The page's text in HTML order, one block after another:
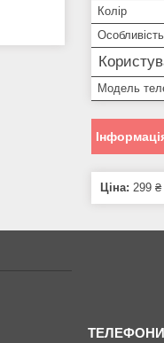
Колір
Модель
Ціна: 299 ₴